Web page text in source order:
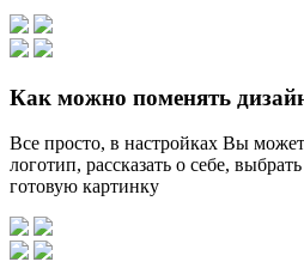
Как можно поменять
Все просто, в настройках Вы
логотип, рассказать о себе,
готовую картинку